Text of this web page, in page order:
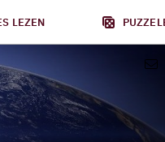
LEZEN